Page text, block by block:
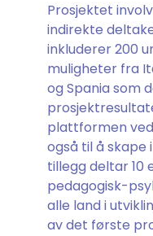
Prosjektet
indirekte
inkluderer 200
muligheter fra
og Spania som
plattformen
også til å
tillegg deltar 10
pedagogisk-
alle land i
av det første